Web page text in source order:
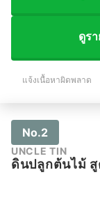
ดูร
แจ้งเนื้อหาผิดพลาด
No.2
UNCLE TIN
ดินปลูกต้นไม้ สู